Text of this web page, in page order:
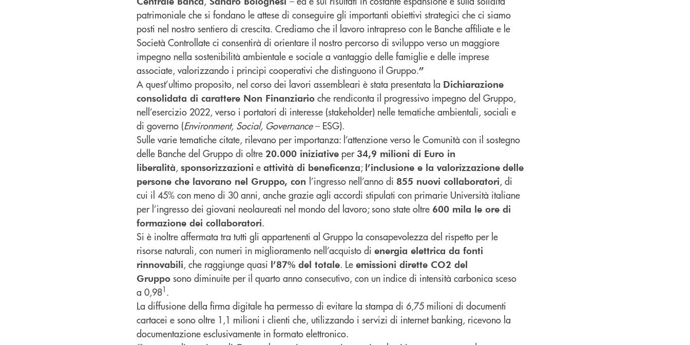
patrimoniale che si fondano le attese di conseguire gli importanti obiettivi strategici che ci siamo
posti nel nostro sentiero di crescita. Crediamo che il lavoro intrapreso con le Banche affiliate e le
Società Controllate ci consentirà di orientare il nostro percorso di sviluppo verso un maggiore
impegno nella sostenibilità ambientale e sociale a vantaggio delle famiglie e delle imprese
associate, valorizzando i principi cooperativi che distinguono il Gruppo.”
A quest’ultimo proposito, nel corso dei lavori assembleari è stata presentata la Dichiarazione
consolidata di carattere Non Finanziario che rendiconta il progressivo impegno del Gruppo,
nell’esercizio 2022, verso i portatori di interesse (stakeholder) nelle tematiche ambientali, sociali e
di governo (Environment, Social, Governance– ESG).
Sulle varie tematiche citate, rilevano per importanza: l’attenzione verso le Comunità con il sostegno
delle Banche del Gruppo di oltre 20.000 iniziative per 34,9 milioni di Euro in
liberalità, sponsorizzazioni e attività di beneficenza; l’inclusione e la valorizzazione delle
persone che lavorano nel Gruppo, con l’ingresso nell’anno di 855 nuovi collaboratori, di
cui il 45% con meno di 30 anni, anche grazie agli accordi stipulati con primarie Università italiane
per l’ingresso dei giovani neolaureati nel mondo del lavoro; sono state oltre 600 mila le ore di
formazione dei collaboratori.
Si è inoltre affermata tra tutti gli appartenenti al Gruppo la consapevolezza del rispetto per le
risorse naturali, con numeri in miglioramento nell’acquisto di energia elettrica da fonti
rinnovabili, che raggiunge quasi l’87% del totale. Le emissioni dirette CO2 del
Gruppo sono diminuite per il quarto anno consecutivo, con un indice di intensità carbonica sceso
a 0,981 .
La diffusione della firma digitale ha permesso di evitare la stampa di 6,75 milioni di documenti
cartacei e sono oltre 1,1 milioni i clienti che, utilizzando i servizi di internet banking, ricevono la
documentazione esclusivamente in formato elettronico.